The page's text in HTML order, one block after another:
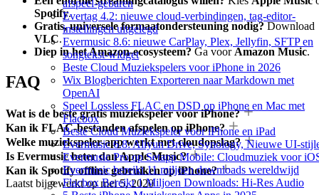
afspeel-gebaren
Evertag 4.2: nieuwe cloud-verbindingen, tag-editor-
instellingen uitgelegd
Evermusic 8.6: nieuwe CarPlay, Plex, Jellyfin, SFTP en
songtekst-widget
Beste Cloud Muziekspelers voor iPhone in 2026
Wix Blogberichten Exporteren naar Markdown met
OpenAI
Speel Lossless FLAC en DSD op iPhone en Mac met
Flacbox
Beste Cloud Muziekspeler voor iPhone en iPad
Evermusic 6.8: Aliyun Drive, Synology, Nieuwe UI-
Evermusic Pro op Setapp Mobile: Cloudmuziek voor
Evermusic bereikt 11 miljoen downloads wereldwijd
Flacbox Bereikt 1 Miljoen Downloads: Hi-Res Audio
Spotify.
Gratis, universele formaatondersteuning nodig? Download
VLC.
Diep in het Amazon-ecosysteem? Ga voor Amazon Music.
FAQ
Wat is de beste gratis muziekspeler voor iPhone?
Kan ik FLAC-bestanden afspelen op iPhone?
Welke muziekspeler-app werkt met cloudopslag?
Is Evermusic beter dan Apple Music?
Kan ik Spotify offline gebruiken op iPhone?
Laatst bijgewerkt opmei 5, 2020